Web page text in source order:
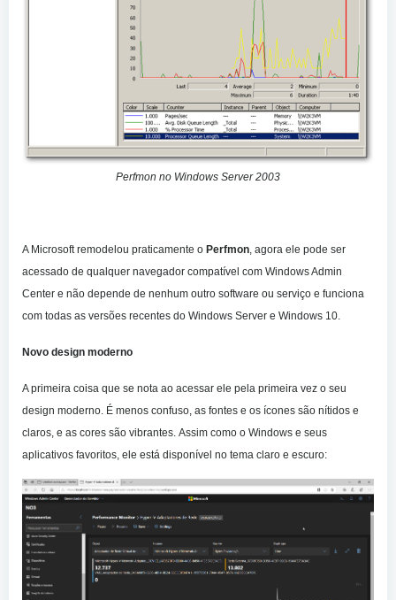
Perfmon no Windows Server 2003
A Microsoft remodelou praticamente o Perfmon, agora ele pode ser
acessado de qualquer navegador compatível com Windows Admin
Center e não depende de nenhum outro software ou serviço e funciona
com todas as versões recentes do Windows Server e Windows 10.
Novo design moderno
A primeira coisa que se nota ao acessar ele pela primeira vez o seu
design moderno. É menos confuso, as fontes e os ícones são nítidos e
claros, e as cores são vibrantes. Assim como o Windows e seus
aplicativos favoritos, ele está disponível no tema claro e escuro: